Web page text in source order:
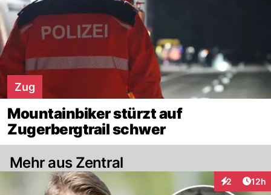
Zug
Mountainbiker stürzt auf
Zugerbergtrail schwer
Mehr aus Zentral
2
Interaktionen
12h